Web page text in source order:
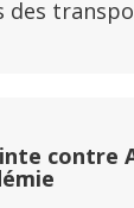
des
contre